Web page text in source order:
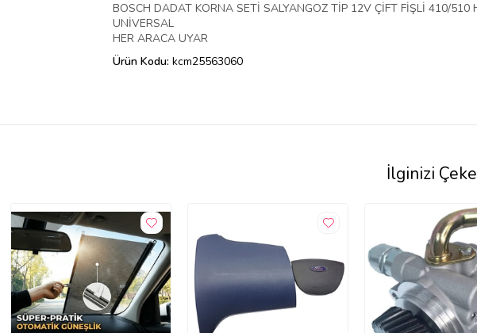
BOSCH DADAT KORNA SETİ SALYANGOZ TİP 12V ÇİFT FİŞLİ 410/510
UNİVERSAL
HER ARACA UYAR
Ürün Kodu: kcm25563060
İlginizi